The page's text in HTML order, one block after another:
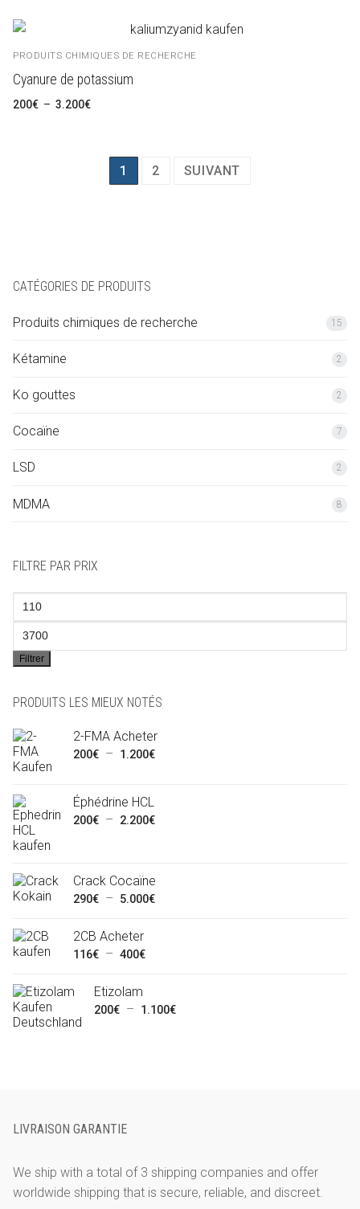
PRODUITS CHIMIQUES DE RECHERCHE
Cyanure de potassium
200€ – 3.200€Plage
3.200€
1 2 SUIVANT
CATÉGORIES DE PRODUITS
Produits chimiques de recherche 15
Kétamine 2
Ko gouttes 2
Cocaïne 7
LSD 2
MDMA 8
FILTRE PAR PRIX
Prix
min
Prix
max
Filtrer
PRODUITS LES MIEUX NOTÉS
2-FMA Acheter
200€ – 1.200€Plage
200€
Éphédrine HCL
200€ – 2.200€Plage
200€
à
Crack Cocaïne
290€ – 5.000€Plage
2CB Acheter
116€ – 400€Plage
116€
Etizolam
200€ – 1.100€Plage
LIVRAISON GARANTIE
We ship with a total of 3 shipping companies and offer
worldwide shipping that is secure, reliable, and discreet.